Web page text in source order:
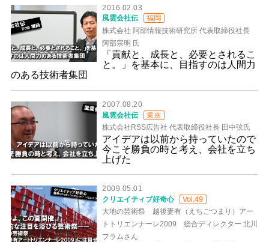
2016.02.03
風雲会社伝
福岡
株式会社 阿部情報技術研究所 代表取締役社長
阿部宗明 氏
「貢献と、成長と、必要とされるこ
と。」を基本に、目指すのは人間力
のある技術者集団
2007.08.20
風雲会社伝
東京
株式会社RSS広告社 代表取締役社長 田中弦氏
アイデアは以前から持っていたので
今こそ勝負の時と考え、会社を立ち
上げた
2009.05.01
クリエイティブ好奇心
Vol.49
大地の芸術祭 越後妻有（えちごつまり）アー
トトリエンナーレ2009 総合ディレクター 北川
フラムさん